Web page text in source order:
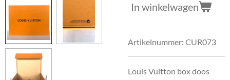
In winkelwagen
Artikelnummer: CUR073
Louis Vuitton box doos